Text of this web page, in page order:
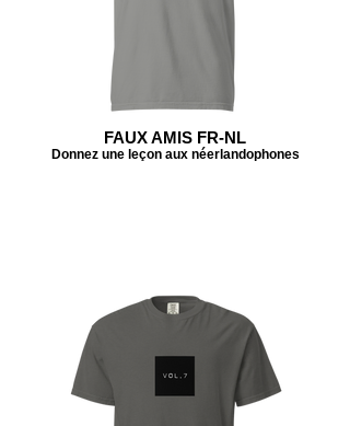
FAUX AMIS FR-NL
Donnez une leçon aux néerlandophones